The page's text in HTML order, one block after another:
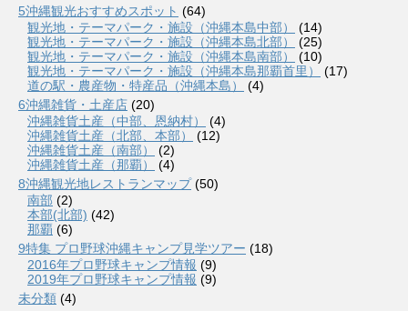
5沖縄観光おすすめスポット (64)
観光地・テーマパーク・施設（沖縄本島中部）
(14)
観光地・テーマパーク・施設（沖縄本島北部）
(25)
観光地・テーマパーク・施設（沖縄本島南部）
(10)
観光地・テーマパーク・施設（沖縄本島那覇首里）
(17)
道の駅・農産物・特産品（沖縄本島）
(4)
6沖縄雑貨・土産店 (20)
沖縄雑貨土産（中部、恩納村）
(4)
沖縄雑貨土産（北部、本部）
(12)
沖縄雑貨土産（南部）
(2)
沖縄雑貨土産（那覇）
(4)
8沖縄観光地レストランマップ(50)
南部 (2)
本部(北部) (42)
那覇 (6)
9特集 プロ野球沖縄キャンプ見学ツアー (18)
2016年プロ野球キャンプ情報 (9)
2019年プロ野球キャンプ情報 (9)
未分類 (4)